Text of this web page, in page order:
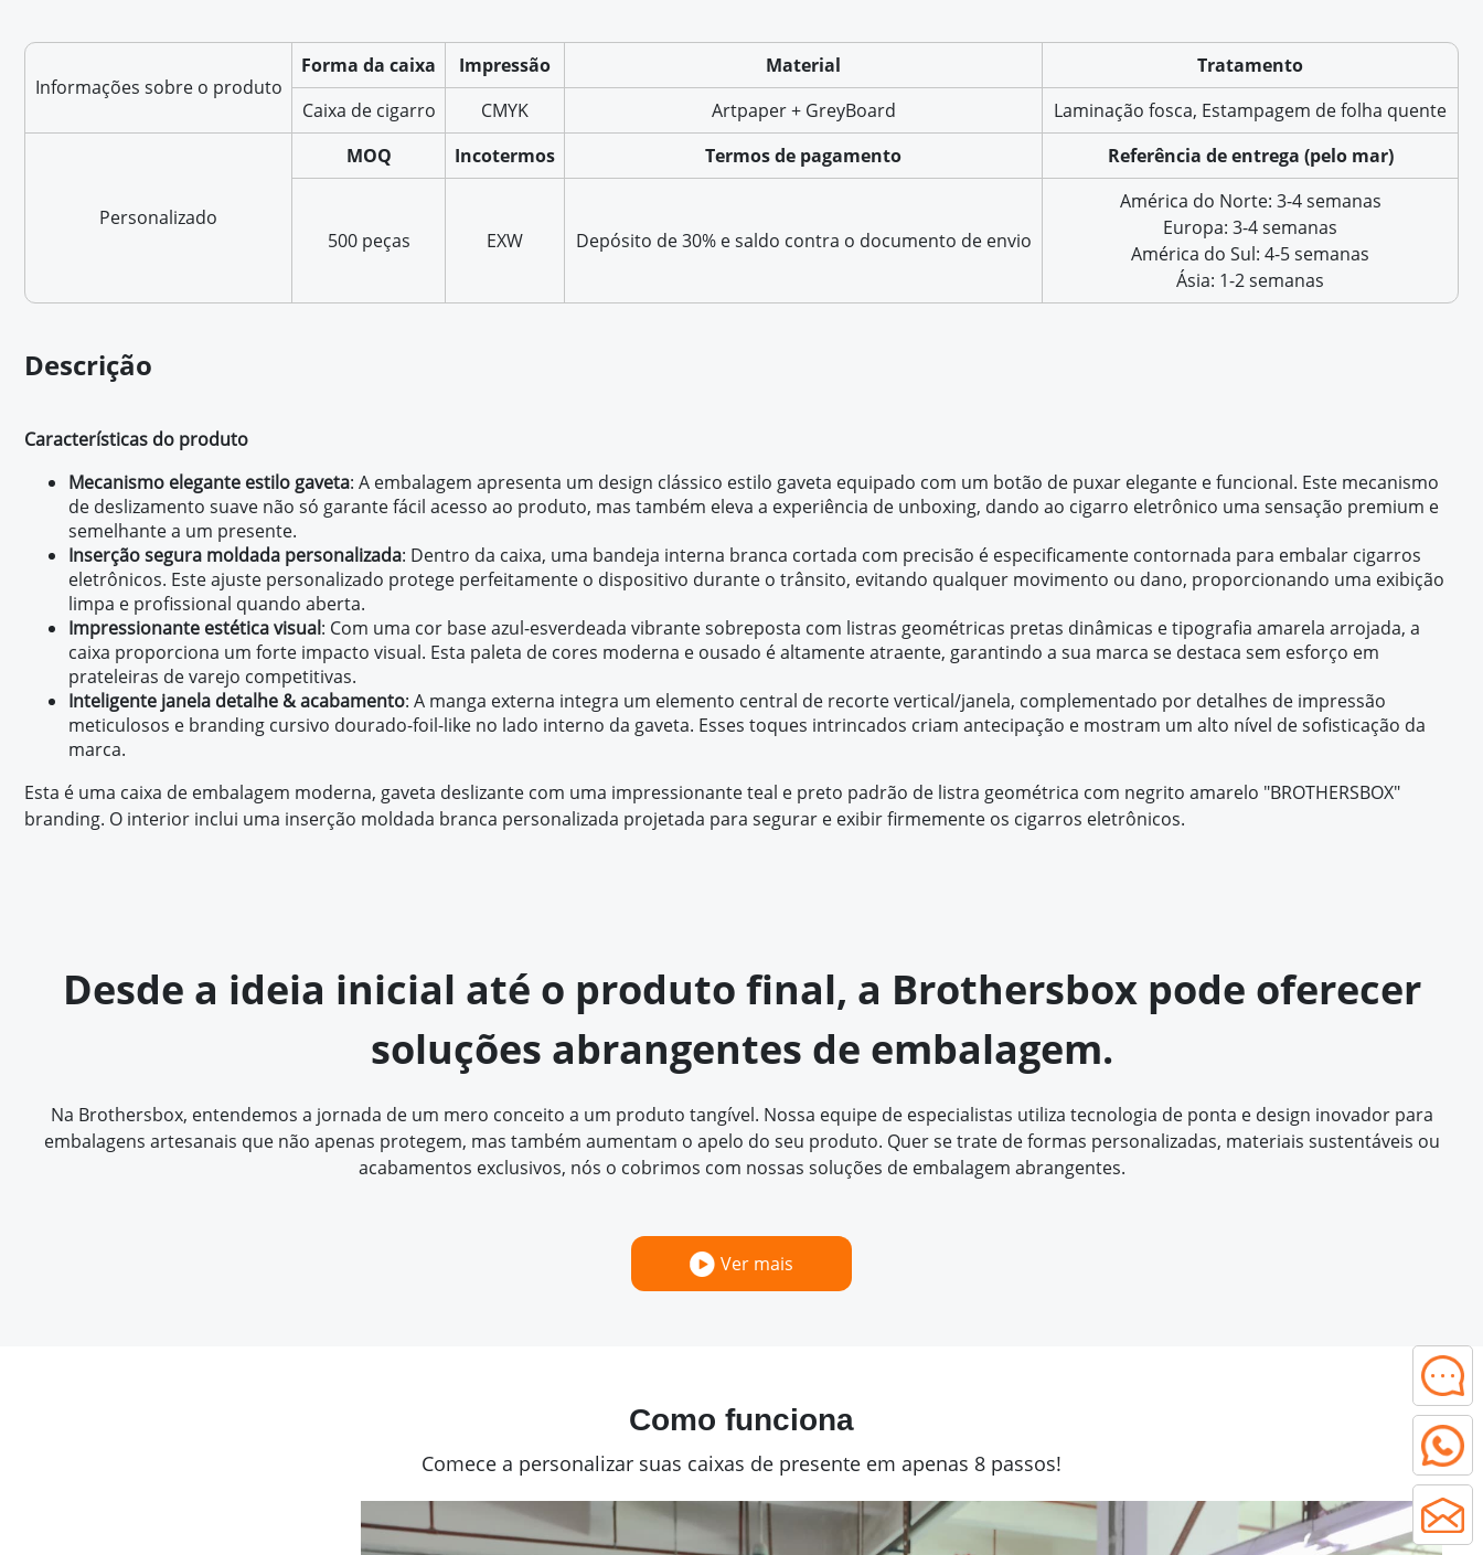
Informações sobre o produto
Forma da caixa Impressão Material
Tratamento
Caixa de cigarro
CMYK Artpaper + GreyBoard Laminação fosca, Estampagem de folha quente
Personalizado
MOQ Incotermos Termos de pagamento Referência de entrega (pelo mar)
500 peças EXW Depósito de 30% e saldo contra o documento de envio
América do Norte: 3-4 semanas
Europa: 3-4 semanas
América do Sul: 4-5 semanas
Ásia: 1-2 semanas
Descrição
Características do produto
Mecanismo elegante estilo gaveta: A embalagem apresenta um design clássico estilo gaveta equipado com um botão de puxar elegante e funcional. Este mecanismo
de deslizamento suave não só garante fácil acesso ao produto, mas também eleva a experiência de unboxing, dando ao cigarro eletrônico uma sensação premium e
semelhante a um presente.
Inserção segura moldada personalizada: Dentro da caixa, uma bandeja interna branca cortada com precisão é especificamente contornada para embalar cigarros
eletrônicos. Este ajuste personalizado protege perfeitamente o dispositivo durante o trânsito, evitando qualquer movimento ou dano, proporcionando uma exibição
limpa e profissional quando aberta.
Impressionante estética visual: Com uma cor base azul-esverdeada vibrante sobreposta com listras geométricas pretas dinâmicas e tipografia amarela arrojada, a
caixa proporciona um forte impacto visual. Esta paleta de cores moderna e ousado é altamente atraente, garantindo a sua marca se destaca sem esforço em
prateleiras de varejo competitivas.
Inteligente janela detalhe & acabamento: A manga externa integra um elemento central de recorte vertical/janela, complementado por detalhes de impressão
meticulosos e branding cursivo dourado-foil-like no lado interno da gaveta. Esses toques intrincados criam antecipação e mostram um alto nível de sofisticação da
marca.
Esta é uma caixa de embalagem moderna, gaveta deslizante com uma impressionante teal e preto padrão de listra geométrica com negrito amarelo "BROTHERSBOX"
branding. O interior inclui uma inserção moldada branca personalizada projetada para segurar e exibir firmemente os cigarros eletrônicos.
Desde a ideia inicial até o produto final, a Brothersbox pode oferecer
soluções abrangentes de embalagem.
Na Brothersbox, entendemos a jornada de um mero conceito a um produto tangível. Nossa equipe de especialistas utiliza tecnologia de ponta e design inovador para
embalagens artesanais que não apenas protegem, mas também aumentam o apelo do seu produto. Quer se trate de formas personalizadas, materiais sustentáveis ou
acabamentos exclusivos, nós o cobrimos com nossas soluções de embalagem abrangentes.
Ver mais
Como funciona
Comece a personalizar suas caixas de presente em apenas 8 passos!